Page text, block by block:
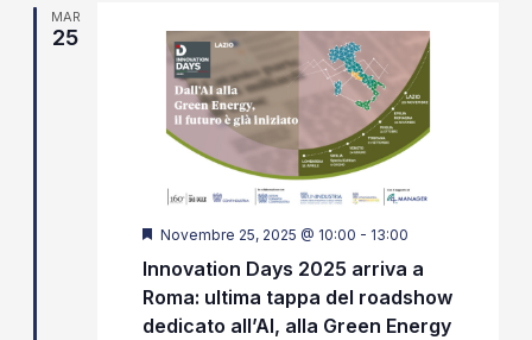
MAR
25
Segnalati
Novembre 25, 2025 @ 10:00 - 13:00
Innovation Days 2025 arriva a
Roma: ultima tappa del roadshow
dedicato all’AI, alla Green Energy